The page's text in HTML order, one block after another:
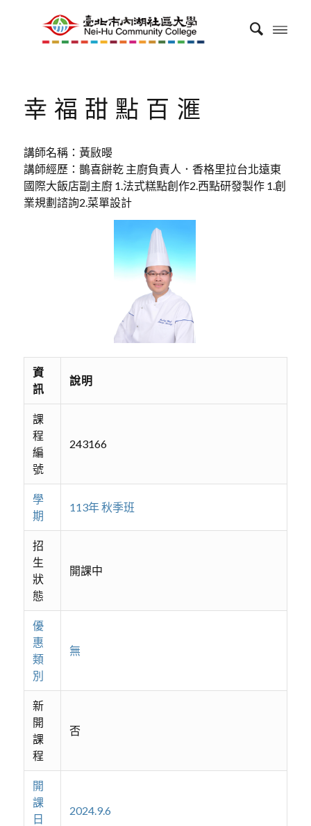
幸福甜點百滙
講師名稱：黃敐暥
講師經歷：鵲喜餅乾 主廚負責人．香格里拉台北遠東
國際大飯店副主廚 1.法式糕點創作2.西點研發製作 1.創
業規劃諮詢2.菜單設計
資
訊
說明
課
程
編
號
243166
學
期
113年 秋季班
招
生
狀
態
開課中
優
惠
類
別
無
新
開
課
程
否
開
課
日
2024.9.6